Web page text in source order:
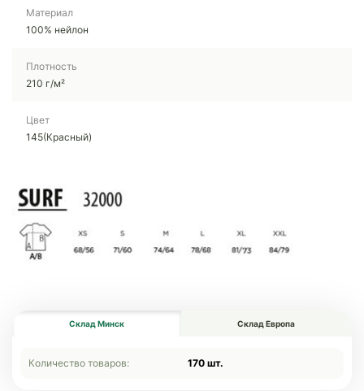
Материал
100% нейлон
Плотность
210 г/м²
Цвет
145(Красный)
Склад Минск Склад Европа
Количество товаров: 170 шт.